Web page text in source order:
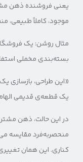
یعنی فروشنده ذهن
موجود، کاملاً طبیعی،
مثال روشن: یک
بسته‌بندی مخملی
یک قطعه‌ی قدیمی
در این حالت، ذهن
منحصر‌به‌فرد مقایسه
کناری. این همان